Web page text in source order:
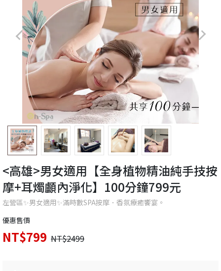
<高雄>男女適用【全身植物精油純手技按
摩+耳燭顱內淨化】100分鐘799元
左營區✨男女適用✨滿時數SPA按摩．香氛療癒饗宴。
優惠售價
NT$799 NT$2499